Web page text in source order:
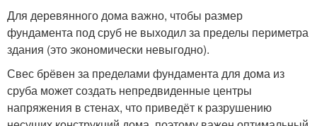
Для деревянного дома важно, чтобы размер
фундамента под сруб не выходил за пределы периметра
здания (это экономически невыгодно).
Свес брёвен за пределами фундамента для дома из
сруба может создать непредвиденные центры
напряжения в стенах, что приведёт к разрушению